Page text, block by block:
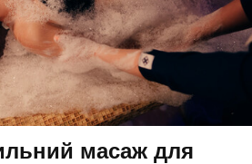
масаж для